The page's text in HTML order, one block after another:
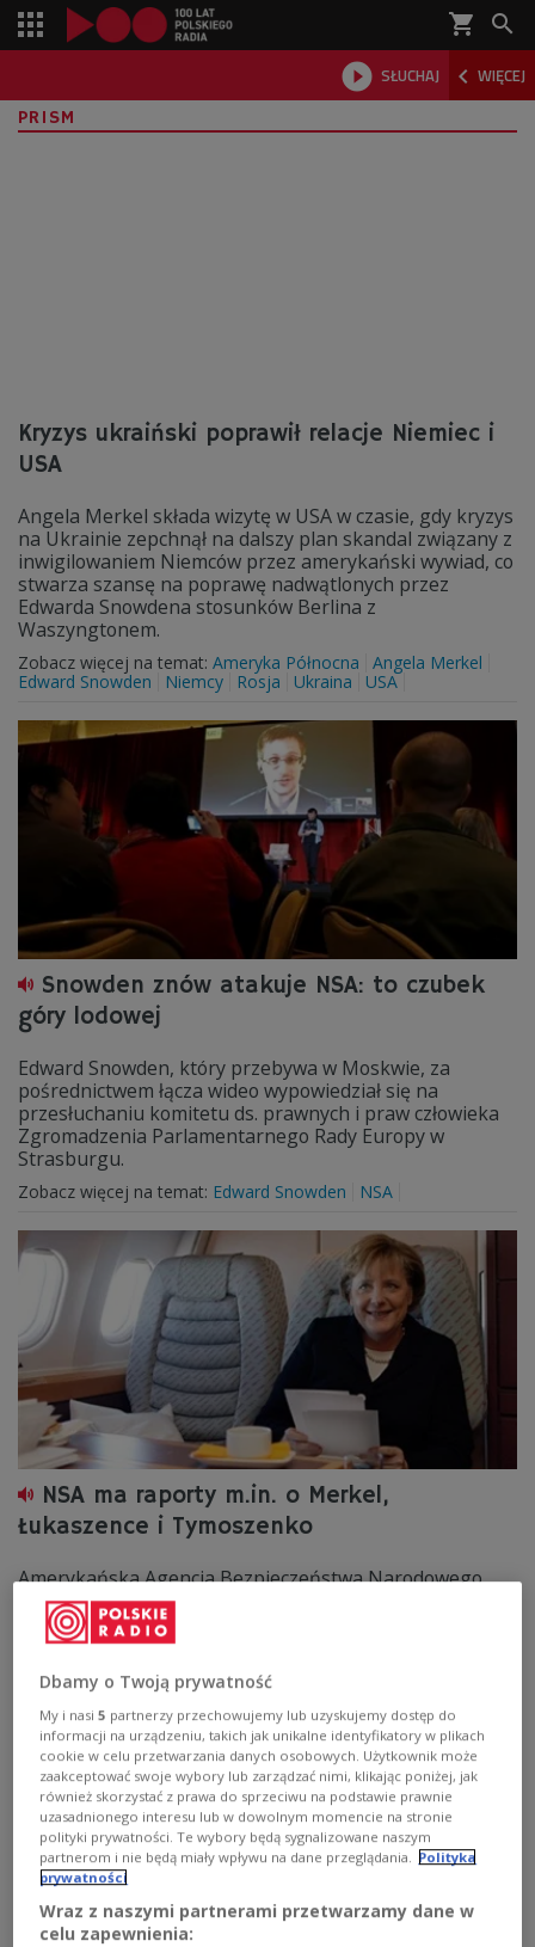
shopping_cart 
 SŁUCHAJ  WIĘCEJ

PRISM
Kryzys ukraiński poprawił relacje Niemiec i
USA
Angela Merkel składa wizytę w USA w czasie, gdy kryzys
na Ukrainie zepchnął na dalszy plan skandal związany z
inwigilowaniem Niemców przez amerykański wywiad, co
stwarza szansę na poprawę nadwątlonych przez
Edwarda Snowdena stosunków Berlina z
Waszyngtonem.
Zobacz więcej na temat: Ameryka Północna
Angela Merkel
Edward Snowden
Niemcy Rosja Ukraina USA
Snowden znów atakuje NSA: to czubek
góry lodowej
Edward Snowden, który przebywa w Moskwie, za
pośrednictwem łącza wideo wypowiedział się na
przesłuchaniu komitetu ds. prawnych i praw człowieka
Zgromadzenia Parlamentarnego Rady Europy w
Strasburgu.
Zobacz więcej na temat: Edward Snowden NSA
NSA ma raporty m.in. o Merkel,
Łukaszence i Tymoszenko
Amerykańska Agencja Bezpieczeństwa Narodowego
(NSA) przechowywała w swojej bazie danych ponad 300
raportów dotyczących kanclerz Niemiec Angeli Merkel -
podał tygodnik "Der Spiegel". Źródłem informacji jest
Edward Snowden.
Ameryka Północna bezpieczeństwo danych
Edward Snowden
Niemcy NSA prawo USA
Dbamy o Twoją prywatność
My i nasi5 partnerzy przechowujemy lub uzyskujemy dostęp do
informacji na urządzeniu, takich jak unikalne identyfikatory w plikach
cookie w celu przetwarzania danych osobowych. Użytkownik może
zaakceptować swoje wybory lub zarządzać nimi, klikając poniżej, jak
również skorzystać z prawa do sprzeciwu na podstawie prawnie
uzasadnionego interesu lub w dowolnym momencie na stronie
polityki prywatności. Te wybory będą sygnalizowane naszym
partnerom i nie będą miały wpływu na dane przeglądania. Polityka
prywatności
Wraz z naszymi partnerami przetwarzamy dane w
celu zapewnienia: